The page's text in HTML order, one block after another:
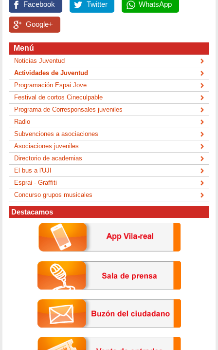
Facebook Twitter WhatsApp
Google+
Menú
Noticias Juventud
Actividades de Juventud
Programación Espai Jove
Festival de cortos Cineculpable
Programa de Corresponsales juveniles
Radio
Subvenciones a asociaciones
Asociaciones juveniles
Directorio de academias
El bus a l'UJI
Esprai - Graffiti
Concurso grupos musicales
Destacamos